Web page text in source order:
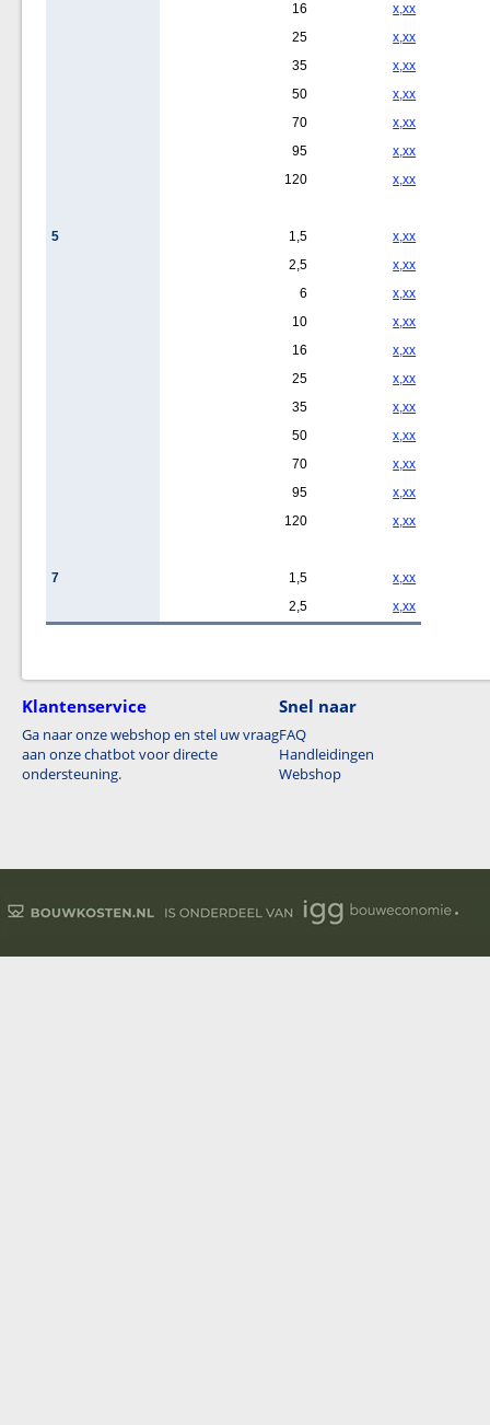
16
x,xx
25
x,xx
35
x,xx
50
x,xx
70
x,xx
95
x,xx
120
x,xx
5 1,5
x,xx
2,5
x,xx
6
x,xx
10
x,xx
16
x,xx
25
x,xx
35
x,xx
50
x,xx
70
x,xx
95
x,xx
120
x,xx
7 1,5
x,xx
2,5
x,xx
Klantenservice
Ga naar onze webshop en stel uw vraag
aan onze chatbot voor directe
ondersteuning.
Snel naar
FAQ
Handleidingen
Webshop